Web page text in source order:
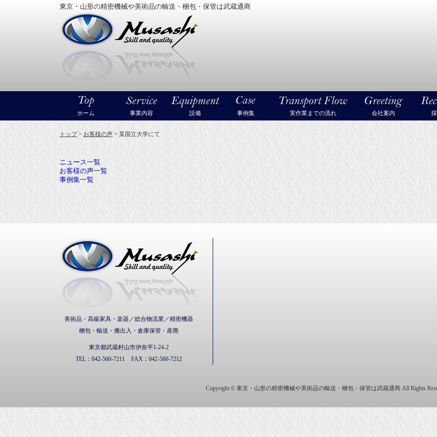
東京・山形の精密機械や美術品の輸送・梱包・保管は武蔵通商
ホーム 事業内容 設備 事例集 実作業までの流れ 会社案内
トップ> お客様の声 > 某国立大学にて
ニュース一覧
お客様の声一覧
事例集一覧
美術品・高級家具・楽器／総合物流業／精密機器
梱包・輸送・搬出入・倉庫保管・産廃
東京都武蔵村山市伊奈平1-24-2
TEL： 042-560-7211 FAX： 042-560-7212
Copyright © 東京・山形の精密機械や美術品の輸送・梱包・保管は武蔵通商 All Rights